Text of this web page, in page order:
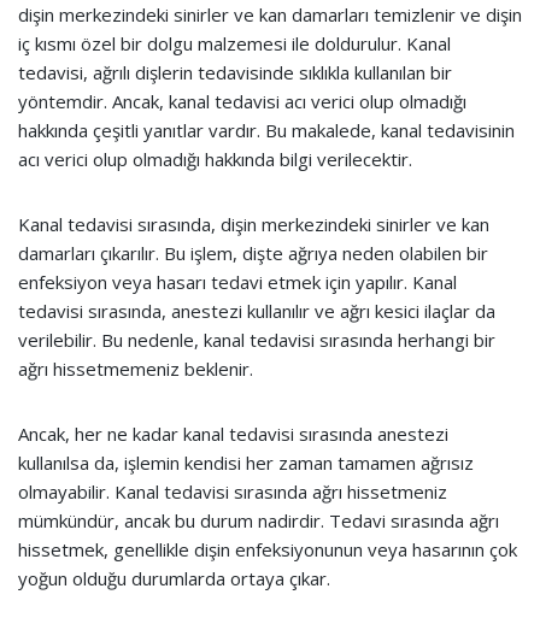
dişin merkezindeki sinirler ve kan damarları temizlenir ve dişin
iç kısmı özel bir dolgu malzemesi ile doldurulur. Kanal
tedavisi, ağrılı dişlerin tedavisinde sıklıkla kullanılan bir
yöntemdir. Ancak, kanal tedavisi acı verici olup olmadığı
hakkında çeşitli yanıtlar vardır. Bu makalede, kanal tedavisinin
acı verici olup olmadığı hakkında bilgi verilecektir.
Kanal tedavisi sırasında, dişin merkezindeki sinirler ve kan
damarları çıkarılır. Bu işlem, dişte ağrıya neden olabilen bir
enfeksiyon veya hasarı tedavi etmek için yapılır. Kanal
tedavisi sırasında, anestezi kullanılır ve ağrı kesici ilaçlar da
verilebilir. Bu nedenle, kanal tedavisi sırasında herhangi bir
ağrı hissetmemeniz beklenir.
Ancak, her ne kadar kanal tedavisi sırasında anestezi
kullanılsa da, işlemin kendisi her zaman tamamen ağrısız
olmayabilir. Kanal tedavisi sırasında ağrı hissetmeniz
mümkündür, ancak bu durum nadirdir. Tedavi sırasında ağrı
hissetmek, genellikle dişin enfeksiyonunun veya hasarının çok
yoğun olduğu durumlarda ortaya çıkar.